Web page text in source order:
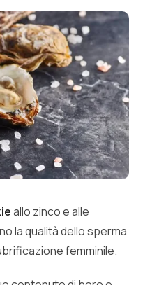
allo zinco e alle
la qualità dello sperma
femminile.